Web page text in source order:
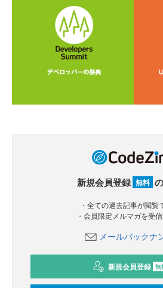
新規会員登録 無料
・全ての過去記事が閲覧
・会員限定メルマガを受
メールバックナ
新規会員登録 無